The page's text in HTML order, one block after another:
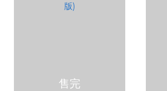
售完